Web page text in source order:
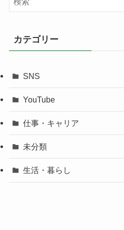
カテゴリー
SNS
YouTube
仕事・キャリア
未分類
生活・暮らし